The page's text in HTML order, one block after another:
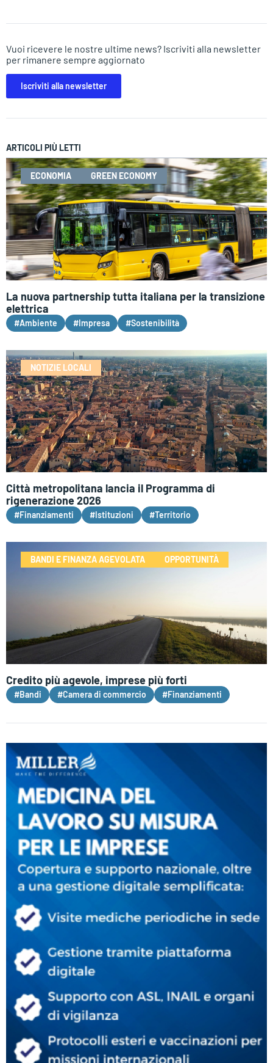
Vuoi ricevere le nostre ultime news? Iscriviti alla newsletter
per rimanere sempre aggiornato
Iscriviti alla newsletter
ARTICOLI PIÙ LETTI
ECONOMIA GREEN ECONOMY
La nuova partnership tutta italiana per la transizione
elettrica
#Ambiente #Impresa #Sostenibilità
NOTIZIE LOCALI
Città metropolitana lancia il Programma di
rigenerazione 2026
#Finanziamenti #Istituzioni #Territorio
BANDI E FINANZA AGEVOLATA OPPORTUNITÀ
Credito più agevole, imprese più forti
#Bandi #Camera di commercio #Finanziamenti